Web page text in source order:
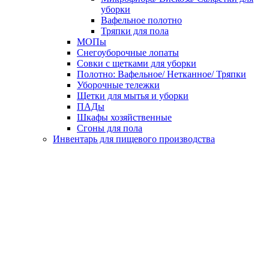
уборки
Вафельное полотно
Тряпки для пола
МОПы
Снегоуборочные лопаты
Совки с щетками для уборки
Полотно: Вафельное/ Нетканное/ Тряпки
Уборочные тележки
Щетки для мытья и уборки
ПАДы
Шкафы хозяйственные
Сгоны для пола
Инвентарь для пищевого производства